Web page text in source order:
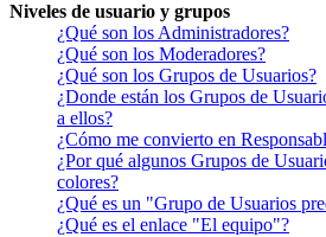
Niveles de usuario y grupos
¿Qué son los Administradores?
¿Qué son los Moderadores?
¿Qué son los Grupos de Usuarios?
¿Donde están los Grupos de
a ellos?
¿Cómo me convierto en
¿Por qué algunos Grupos de
colores?
¿Qué es un "Grupo de Usuarios
¿Qué es el enlace "El equipo"?